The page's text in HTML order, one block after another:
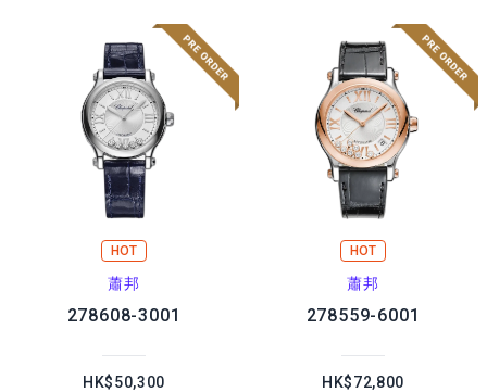
HOT
蕭邦
278608-3001
HK$50,300
HOT
蕭邦
278559-6001
HK$72,800